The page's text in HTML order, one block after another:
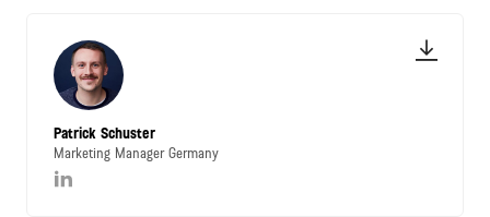
Patrick Schuster
Marketing Manager Germany